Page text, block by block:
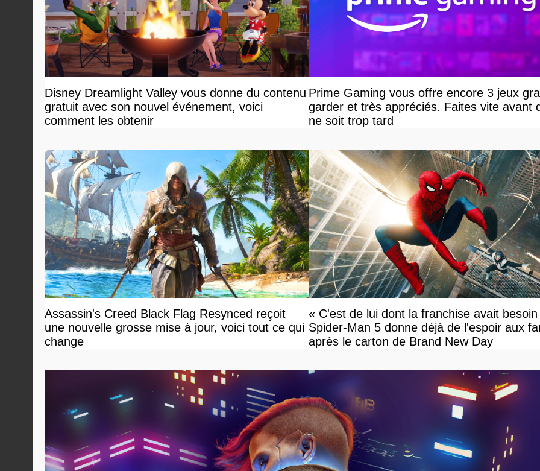
Disney Dreamlight Valley vous donne du contenu
gratuit avec son nouvel événement, voici
comment les obtenir
Prime Gaming vous offre encore 3 jeux
garder et très appréciés. Faites vite avant
ne soit trop tard
Assassin's Creed Black Flag Resynced reçoit
une nouvelle grosse mise à jour, voici tout ce qui
change
« C'est de lui dont la franchise avait
Spider-Man 5 donne déjà de l'espoir aux
après le carton de Brand New Day